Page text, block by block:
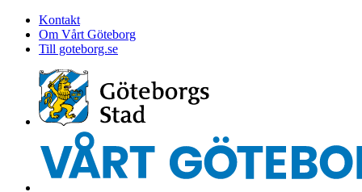
Kontakt
Om Vårt Göteborg
Till goteborg.se